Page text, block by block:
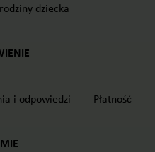
dziecka
i odpowiedzi Płatność